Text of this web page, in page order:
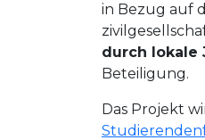
in Bezug auf
durch lokale
Beteiligung.
Das Projekt